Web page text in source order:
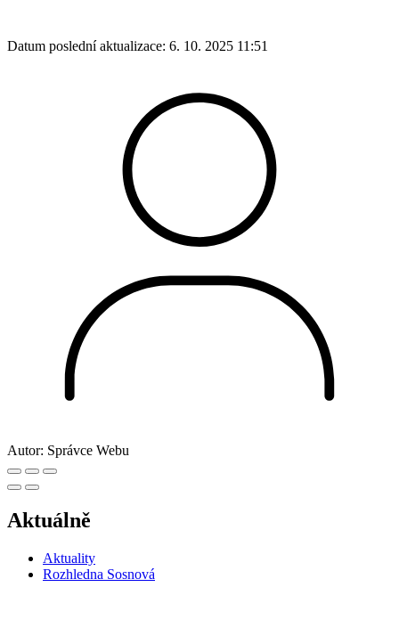
Datum poslední aktualizace: 6. 10. 2025 11:51
Autor: Správce Webu
Aktuálně
Aktuality
Rozhledna Sosnová